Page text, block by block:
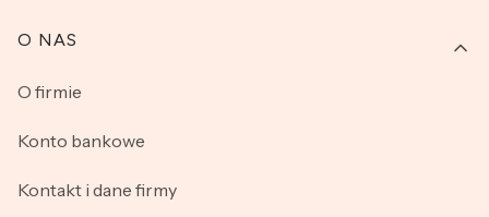
O NAS
O firmie
Konto bankowe
Kontakt i dane firmy